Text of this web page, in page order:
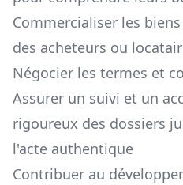
Commercialiser les
des acheteurs ou
Négocier les termes et
Assurer un suivi et un
rigoureux des dossiers
l'acte authentique
Contribuer au